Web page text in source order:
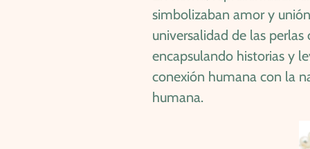
simbolizaban amor y
universalidad de las
encapsulando historias y
conexión humana con la
humana.